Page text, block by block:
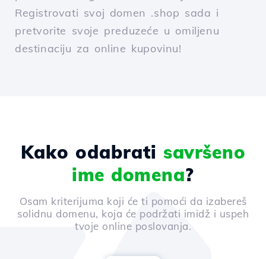
Registrovati svoj domen .shop sada i
pretvorite svoje preduzeće u omiljenu
destinaciju za online kupovinu!
Kako odabrati savršeno
ime domena?
Osam kriterijuma koji će ti pomoći da izabereš
solidnu domenu, koja će podržati imidž i uspeh
tvoje online poslovanja.